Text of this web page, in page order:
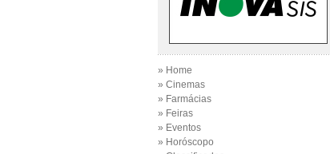
» Home
» Cinemas
» Farmácias
» Feiras
» Eventos
» Horóscopo